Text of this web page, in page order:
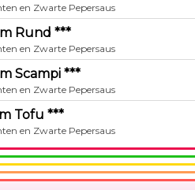
en Zwarte Pepersaus
Rund ***
en Zwarte Pepersaus
Scampi ***
en Zwarte Pepersaus
Tofu ***
en Zwarte Pepersaus